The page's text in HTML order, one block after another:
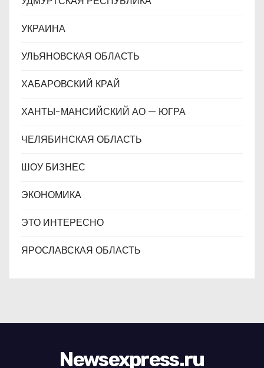
УКРАИНА
УЛЬЯНОВСКАЯ ОБЛАСТЬ
ХАБАРОВСКИЙ КРАЙ
ХАНТЫ-МАНСИЙСКИЙ АО — ЮГРА
ЧЕЛЯБИНСКАЯ ОБЛАСТЬ
ШОУ БИЗНЕС
ЭКОНОМИКА
ЭТО ИНТЕРЕСНО
ЯРОСЛАВСКАЯ ОБЛАСТЬ
Newsexpress.ru